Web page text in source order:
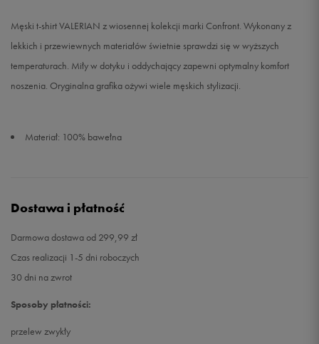
Męski t-shirt VALERIAN z wiosennej kolekcji marki Confront. Wykonany z
lekkich i przewiewnych materiałów świetnie sprawdzi się w wyższych
temperaturach. Miły w dotyku i oddychający zapewni optymalny komfort
noszenia. Oryginalna grafika ożywi wiele męskich stylizacji.
Materiał: 100% bawełna
Dostawa i płatność
Darmowa dostawa od 299,99 zł
Czas realizacji 1-5 dni roboczych
30 dni na zwrot
Sposoby płatności:
przelew zwykły